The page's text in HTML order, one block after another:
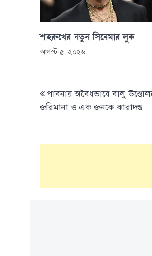
শাহরুখের নতুন সিনেমার লুক
আগস্ট ৫, ২০২৬
navigation
পাবনায় অবৈধভাবে বালু
জরিমানা ও এক জনকে কারাদণ্ড